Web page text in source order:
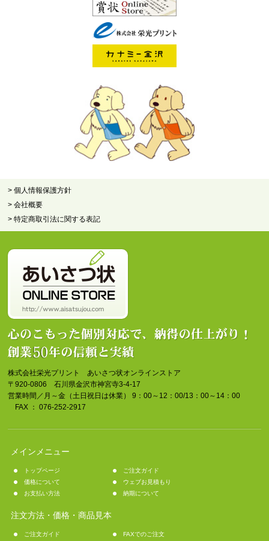
> 個人情報保護方針
> 会社概要
> 特定商取引法に関する表記
株式会社栄光プリント あいさつ状オンラインストア
〒920-0806 石川県金沢市神宮寺3-4-17
営業時間／月～金（土日祝日は休業） 9：00～12：00/13：00～14：00
FAX ： 076-252-2917
メインメニュー
トップページ
ご注文ガイド
価格について
ウェブお見積もり
お支払い方法
納期について
注文方法・価格・商品見本
ご注文ガイド
FAXでのご注文